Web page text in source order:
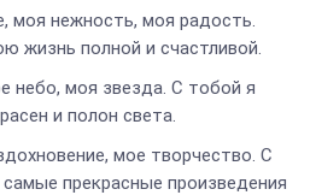
моя нежность, моя радость.
жизнь полной и счастливой.
небо, моя звезда. С тобой я
и полон света.
мое творчество. С
прекрасные произведения